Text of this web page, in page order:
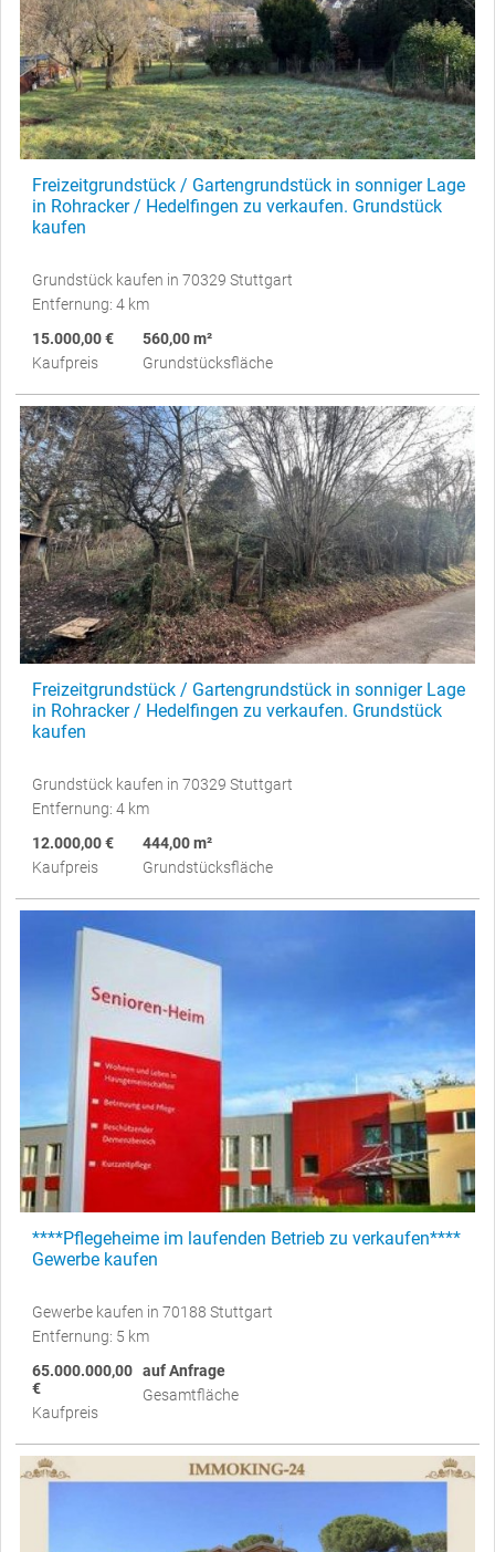
Freizeitgrundstück / Gartengrundstück in sonniger Lage
in Rohracker / Hedelfingen zu verkaufen. Grundstück
kaufen
Grundstück kaufen in 70329 Stuttgart
Entfernung: 4 km
15.000,00 €
Kaufpreis
560,00 m²
Grundstücksfläche
Freizeitgrundstück / Gartengrundstück in sonniger Lage
in Rohracker / Hedelfingen zu verkaufen. Grundstück
kaufen
Grundstück kaufen in 70329 Stuttgart
Entfernung: 4 km
12.000,00 €
Kaufpreis
444,00 m²
Grundstücksfläche
****Pflegeheime im laufenden Betrieb zu verkaufen****
Gewerbe kaufen
Gewerbe kaufen in 70188 Stuttgart
Entfernung: 5 km
65.000.000,00
€
Kaufpreis
auf Anfrage
Gesamtfläche